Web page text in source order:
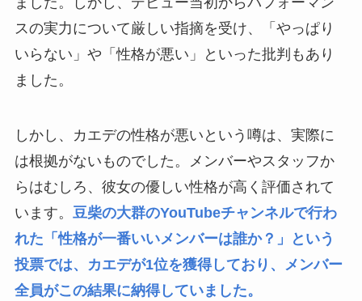
スの実力について厳しい指摘を受け、「やっぱり
いらない」や「性格が悪い」といった批判もあり
ました。
しかし、カエデの性格が悪いという噂は、実際に
は根拠がないものでした。メンバーやスタッフか
らはむしろ、彼女の優しい性格が高く評価されて
います。 豆柴の大群のYouTubeチャンネルで行わ
れた「性格が一番いいメンバーは誰か？」という
投票では、カエデが1位を獲得しており、メンバー
全員がこの結果に納得していました。